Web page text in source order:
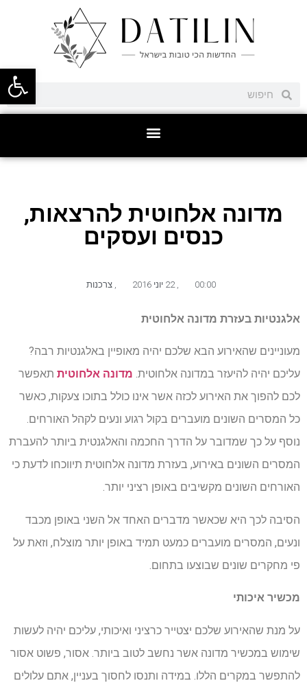
פתח
מדונה אלחוטית להרצאות,
כנסים ועסקים
00:00
, 22 יוני 2016 , צרכנות
אלגנטיות בעזרת מדונה אלחוטית
מעוניינים שהאירוע הבא שלכם יהיה מאופיין באלגנטיות רבה?
עליכם יהיה להיעזר במדונה אלחוטית. מדונה אלחוטית תאפשר
לכם להפוך את האירוע לכזה אשר אינו כולל בתוכו צעקות, כאשר
כל המסרים השונים מועברים בקול רגוע ונעים לקהל האורחים.
נוסף על כך שמדובר על הדרך החכמה והאלגנטית ביותר להעברת
המסרים השונים באירוע, בעזרת מדונה אלחוטית תיווכחו לדעת כי
האורחים השונים מקשיבים באופן רציני יותר.
הסיבה לכך היא שכאשר מדברים האחד אל השני באופן מכבד
ונעים, המסרים מועברים כמעט תמיד באופן יותר מוצלח, וזאת על
פי מחקרים שונים שבוצעו בתחום.
מכשיר איכותי
על מנת שהאירוע שלכם יצטייר כרציני ואיכותי, עליכם יהיה לעשות
שימוש במכשיר מדונה אשר נחשב לטוב ביותר. אסור, פשוט אסור
להתפשר במקרים הללו. במידה ותנסו לחסוך בעניין, אתם עלולים